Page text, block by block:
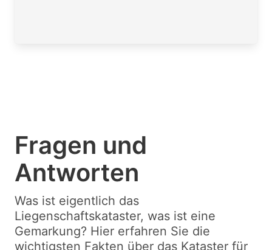
Fragen und
Antworten
Was ist eigentlich das
Liegenschaftskataster, was ist eine
Gemarkung? Hier erfahren Sie die
wichtigsten Fakten über das Kataster für